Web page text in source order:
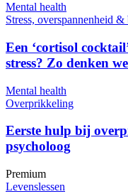
Mental health
Stress, overspannenheid
Een ‘cortisol
stress? Zo denken
Mental health
Overprikkeling
Eerste hulp bij
psycholoog
Premium
Levenslessen